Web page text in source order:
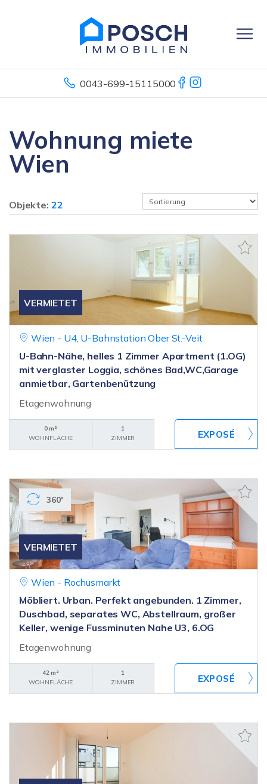
0043-699-15115000
Wohnung miete
Wien
Objekte: 22
VERMIETET
Wien - U4, U-Bahnstation Ober St.-Veit
U-Bahn-Nähe, helles 1 Zimmer Apartment (1.OG)
mit verglaster Loggia, schönes Bad,WC,Garage
anmietbar, Gartenbenützung
Etagenwohnung
0 m²
WOHNFLÄCHE
1
ZIMMER
VERMIETET
360°
Wien - Rochusmarkt
Möbliert. Urban. Perfekt angebunden. 1 Zimmer,
Duschbad, separates WC, Abstellraum, großer
Keller, wenige Fussminuten Nahe U3, 6.OG
Etagenwohnung
42 m²
WOHNFLÄCHE
1
ZIMMER